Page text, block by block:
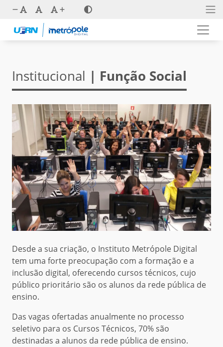
Institucional | Função Social
Desde a sua criação, o Instituto Metrópole Digital
tem uma forte preocupação com a formação e a
inclusão digital, oferecendo cursos técnicos, cujo
público prioritário são os alunos da rede pública de
ensino.
Das vagas ofertadas anualmente no processo
seletivo para os Cursos Técnicos, 70% são
destinadas a alunos da rede pública de ensino.